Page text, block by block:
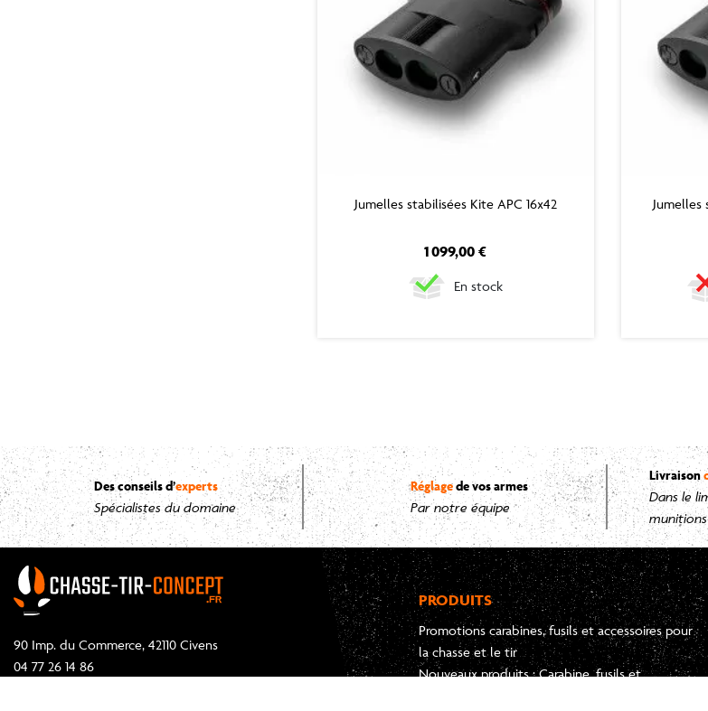
Jumelles stabilisées Kite APC 16x42
Prix
1 099,00 €
En stock
Jumelles
Des conseils d’experts
Spécialistes du domaine
Réglagede vos armes
Par notre équipe
Livraison
Dans le
munitions
90 Imp. du Commerce, 42110 Civens
04 77 26 14 86
PRODUITS
Promotions carabines, fusils et accessoires pour
la chasse et le tir
Nouveaux produits : Carabine, fusils et